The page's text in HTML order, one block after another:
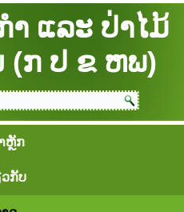
ແລະ ປ່າໄມ້
(ກ ປ ຂ ຫພ)
ຫຼັກ
ກັບ